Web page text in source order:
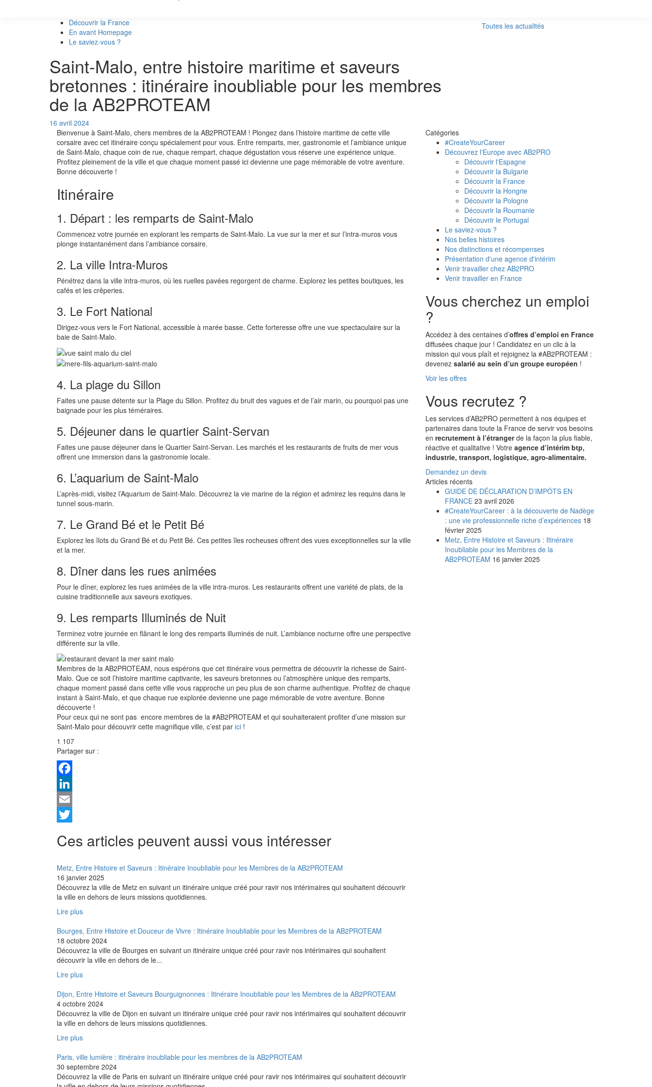
Découvrir la France
En avant Homepage
Le saviez-vous ?
Saint-Malo, entre histoire maritime et saveurs
bretonnes : itinéraire inoubliable pour les membres
de la AB2PROTEAM
16 avril 2024
Toutes les actualités
Bienvenue à Saint-Malo, chers membres de la AB2PROTEAM ! Plongez dans l’histoire maritime de cette ville
corsaire avec cet itinéraire conçu spécialement pour vous. Entre remparts, mer, gastronomie et l’ambiance unique
de Saint-Malo, chaque coin de rue, chaque rempart, chaque dégustation vous réserve une expérience unique.
Profitez pleinement de la ville et que chaque moment passé ici devienne une page mémorable de votre aventure.
Bonne découverte !
Itinéraire
1. Départ : les remparts de Saint-Malo
Commencez votre journée en explorant les remparts de Saint-Malo. La vue sur la mer et sur l’intra-muros vous
plonge instantanément dans l’ambiance corsaire.
2. La ville Intra-Muros
Pénétrez dans la ville intra-muros, où les ruelles pavées regorgent de charme. Explorez les petites boutiques, les
cafés et les crêperies.
3. Le Fort National
Dirigez-vous vers le Fort National, accessible à marée basse. Cette forteresse offre une vue spectaculaire sur la
baie de Saint-Malo.
4. La plage du Sillon
Faites une pause détente sur la Plage du Sillon. Profitez du bruit des vagues et de l’air marin, ou pourquoi pas une
baignade pour les plus téméraires.
5. Déjeuner dans le quartier Saint-Servan
Faites une pause déjeuner dans le Quartier Saint-Servan. Les marchés et les restaurants de fruits de mer vous
offrent une immersion dans la gastronomie locale.
6. L’aquarium de Saint-Malo
L’après-midi, visitez l’Aquarium de Saint-Malo. Découvrez la vie marine de la région et admirez les requins dans le
tunnel sous-marin.
7. Le Grand Bé et le Petit Bé
Explorez les îlots du Grand Bé et du Petit Bé. Ces petites îles rocheuses offrent des vues exceptionnelles sur la ville
et la mer.
8. Dîner dans les rues animées
Pour le dîner, explorez les rues animées de la ville intra-muros. Les restaurants offrent une variété de plats, de la
cuisine traditionnelle aux saveurs exotiques.
9. Les remparts Illuminés de Nuit
Terminez votre journée en flânant le long des remparts illuminés de nuit. L’ambiance nocturne offre une perspective
différente sur la ville.
Membres de la AB2PROTEAM, nous espérons que cet itinéraire vous permettra de découvrir la richesse de Saint-
Malo. Que ce soit l’histoire maritime captivante, les saveurs bretonnes ou l’atmosphère unique des remparts,
chaque moment passé dans cette ville vous rapproche un peu plus de son charme authentique. Profitez de chaque
instant à Saint-Malo, et que chaque rue explorée devienne une page mémorable de votre aventure. Bonne
découverte !
Pour ceux qui ne sont pas encore membres de la #AB2PROTEAM et qui souhaiteraient profiter d’une mission sur
Saint-Malo pour découvrir cette magnifique ville, c’est par ici !
1 107
Partager sur :
Facebook
LinkedIn
Email
Ces articles peuvent aussi vous intéresser
Metz, Entre Histoire et Saveurs : Itinéraire Inoubliable pour les Membres de la AB2PROTEAM
16 janvier 2025
Découvrez la ville de Metz en suivant un itinéraire unique créé pour ravir nos intérimaires qui souhaitent découvrir
la ville en dehors de leurs missions quotidiennes.
Lire plus
Bourges, Entre Histoire et Douceur de Vivre : Itinéraire Inoubliable pour les Membres de la AB2PROTEAM
18 octobre 2024
Découvrez la ville de Bourges en suivant un itinéraire unique créé pour ravir nos intérimaires qui souhaitent
découvrir la ville en dehors de le...
Lire plus
Dijon, Entre Histoire et Saveurs Bourguignonnes : Itinéraire Inoubliable pour les Membres de la AB2PROTEAM
4 octobre 2024
Découvrez la ville de Dijon en suivant un itinéraire unique créé pour ravir nos intérimaires qui souhaitent découvrir
la ville en dehors de leurs missions quotidiennes.
Lire plus
Paris, ville lumière : itinéraire inoubliable pour les membres de la AB2PROTEAM
30 septembre 2024
Découvrez la ville de Paris en suivant un itinéraire unique créé pour ravir nos intérimaires qui souhaitent découvrir
Catégories
#CreateYourCareer
Découvrez l'Europe avec AB2PRO
Découvrir l'Espagne
Découvrir la Bulgarie
Découvrir la France
Découvrir la Hongrie
Découvrir la Pologne
Découvrir la Roumanie
Découvrir le Portugal
Le saviez-vous ?
Nos belles histoires
Nos distinctions et récompenses
Présentation d'une agence d'intérim
Venir travailler chez AB2PRO
Venir travailler en France
Vous cherchez un emploi
?
Accédez à des centaines d’offres d’emploi en France
diffusées chaque jour ! Candidatez en un clic à la
mission qui vous plaît et rejoignez la #AB2PROTEAM :
devenez salarié au sein d’un groupe européen !
Voir les offres
Vous recrutez ?
Les services d’AB2PRO permettent à nos équipes et
partenaires dans toute la France de servir vos besoins
en recrutement à l’étrangerde la façon la plus fiable,
réactive et qualitative ! Votre agence d’intérim btp,
industrie, transport, logistique, agro-alimentaire.
Demandez un devis
Articles récents
GUIDE DE DÉCLARATION D’IMPÔTS EN
FRANCE 23 avril 2026
#CreateYourCareer : à la découverte de Nadège
: une vie professionnelle riche d’expériences 18
février 2025
Metz, Entre Histoire et Saveurs : Itinéraire
Inoubliable pour les Membres de la
AB2PROTEAM 16 janvier 2025